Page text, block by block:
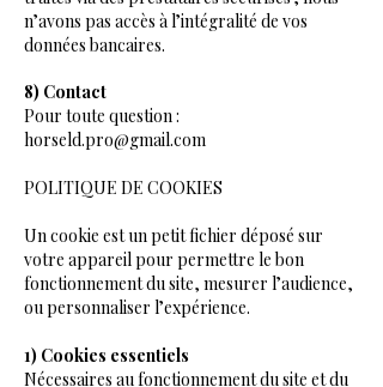
n’avons pas accès à l’intégralité de vos
données bancaires.
8) Contact
Pour toute question :
horseld.pro@gmail.com
POLITIQUE DE COOKIES
Un cookie est un petit fichier déposé sur
votre appareil pour permettre le bon
fonctionnement du site, mesurer l’audience,
ou personnaliser l’expérience.
1) Cookies essentiels
Nécessaires au fonctionnement du site et du